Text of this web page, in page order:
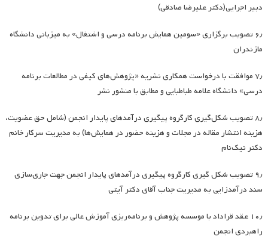
دبیر اجرایی(دکتر علیرضا صادقی)
۶٫ تصویب برگزاری «سومین همایش برنامه درسی و اشتغال» به میزبانی دانشگاه
مازندران
۷٫ موافقت با درخواست همکاری نشریه «پژوهش‌های کیفی در مطالعات برنامه
درسی» دانشگاه علامه طباطبایی و مطابق با منشور نشر
۸٫ تصویب شکل‌گیری کارگروه پیگیری درآمدهای پایدار انجمن (شامل حق عضویت،
هزینه انتشار مقاله در مجلات و هزینه حضور در همایش‌ها) به مدیریت سرکار خانم
دکتر نیک‌نام
۹٫ تصویب شکل گیری کارگروه پیگیری درآمدهای پایدار انجمن جهت جاری‌سازی
سند درآمدزایی به مدیریت جناب آقای دکتر آیتی
۱۰٫ عقد قراداد با موسسه پژوهش و برنامه‌ریزی آموزش عالی برای تدوین برنامه
راهبردی انجمن